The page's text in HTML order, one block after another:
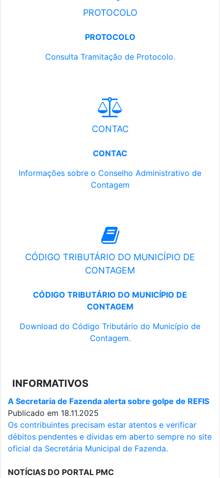
PROTOCOLO
PROTOCOLO
Consulta Tramitação de Protocolo.
CONTAC
CONTAC
Informações sobre o Conselho Administrativo de
Contagem
CÓDIGO TRIBUTÁRIO DO MUNICÍPIO DE
CONTAGEM
CÓDIGO TRIBUTÁRIO DO MUNICÍPIO DE
CONTAGEM
Download do Código Tributário do Município de
Contagem.
INFORMATIVOS
A Secretaria de Fazenda alerta sobre golpe de REFIS
Publicado em 18.11.2025
Os contribuintes precisam estar atentos e verificar
débitos pendentes e dívidas em aberto sempre no site
oficial da Secretária Municipal de Fazenda.
NOTÍCIAS DO PORTAL PMC